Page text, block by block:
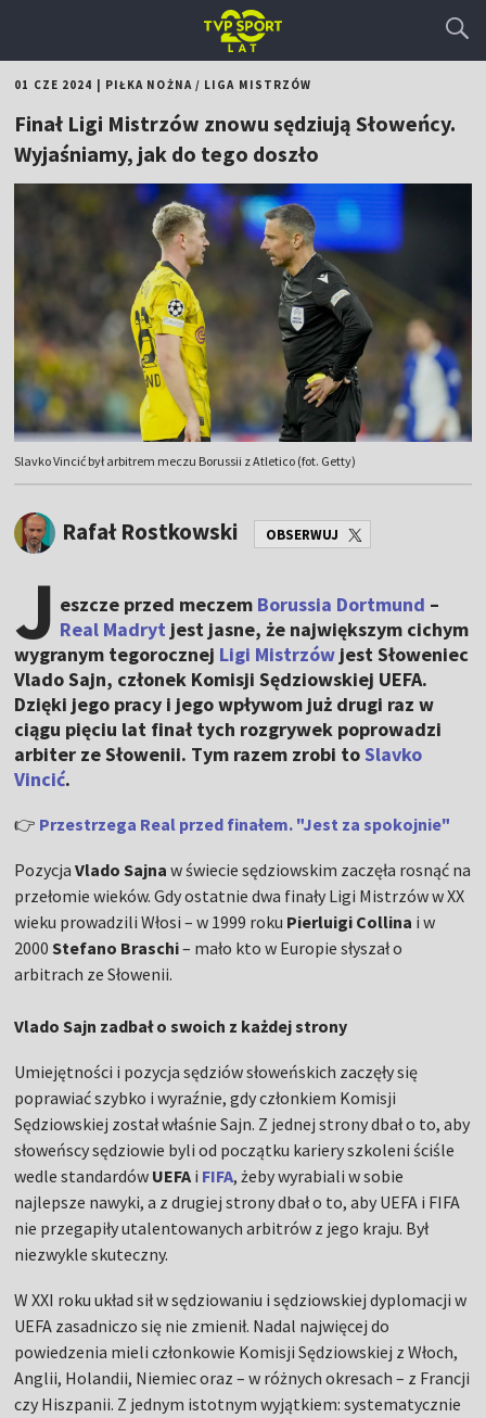
01 CZE 2024 PIŁKA NOŻNA/ LIGA MISTRZÓW
Finał Ligi Mistrzów znowu sędziują Słoweńcy.
Wyjaśniamy, jak do tego doszło
Slavko Vincić był arbitrem meczu Borussii z Atletico (fot. Getty)
Rafał Rostkowski OBSERWUJ
J eszcze przed meczem Borussia Dortmund –
Real Madryt jest jasne, że największym cichym
wygranym tegorocznej Ligi Mistrzów jest Słoweniec
Vlado Sajn, członek Komisji Sędziowskiej UEFA.
Dzięki jego pracy i jego wpływom już drugi raz w
ciągu pięciu lat finał tych rozgrywek poprowadzi
arbiter ze Słowenii. Tym razem zrobi toSlavko
Vincić.
👉 Przestrzega Real przed finałem. "Jest za spokojnie"
PozycjaVlado Sajna w świecie sędziowskim zaczęła rosnąć na
przełomie wieków. Gdy ostatnie dwa finały Ligi Mistrzów w XX
wieku prowadzili Włosi – w 1999 roku Pierluigi Collina i w
2000Stefano Braschi– mało kto w Europie słyszał o
arbitrach ze Słowenii.
Vlado Sajn zadbał o swoich z każdej strony
Umiejętności i pozycja sędziów słoweńskich zaczęły się
poprawiać szybko i wyraźnie, gdy członkiem Komisji
Sędziowskiej został właśnie Sajn. Z jednej strony dbał o to, aby
słoweńscy sędziowie byli od początku kariery szkoleni ściśle
wedle standardów UEFA i FIFA, żeby wyrabiali w sobie
najlepsze nawyki, a z drugiej strony dbał o to, aby UEFA i FIFA
nie przegapiły utalentowanych arbitrów z jego kraju. Był
niezwykle skuteczny.
W XXI roku układ sił w sędziowaniu i sędziowskiej dyplomacji w
UEFA zasadniczo się nie zmienił. Nadal najwięcej do
powiedzenia mieli członkowie Komisji Sędziowskiej z Włoch,
Anglii, Holandii, Niemiec oraz – w różnych okresach – z Francji
czy Hiszpanii. Z jednym istotnym wyjątkiem: systematycznie